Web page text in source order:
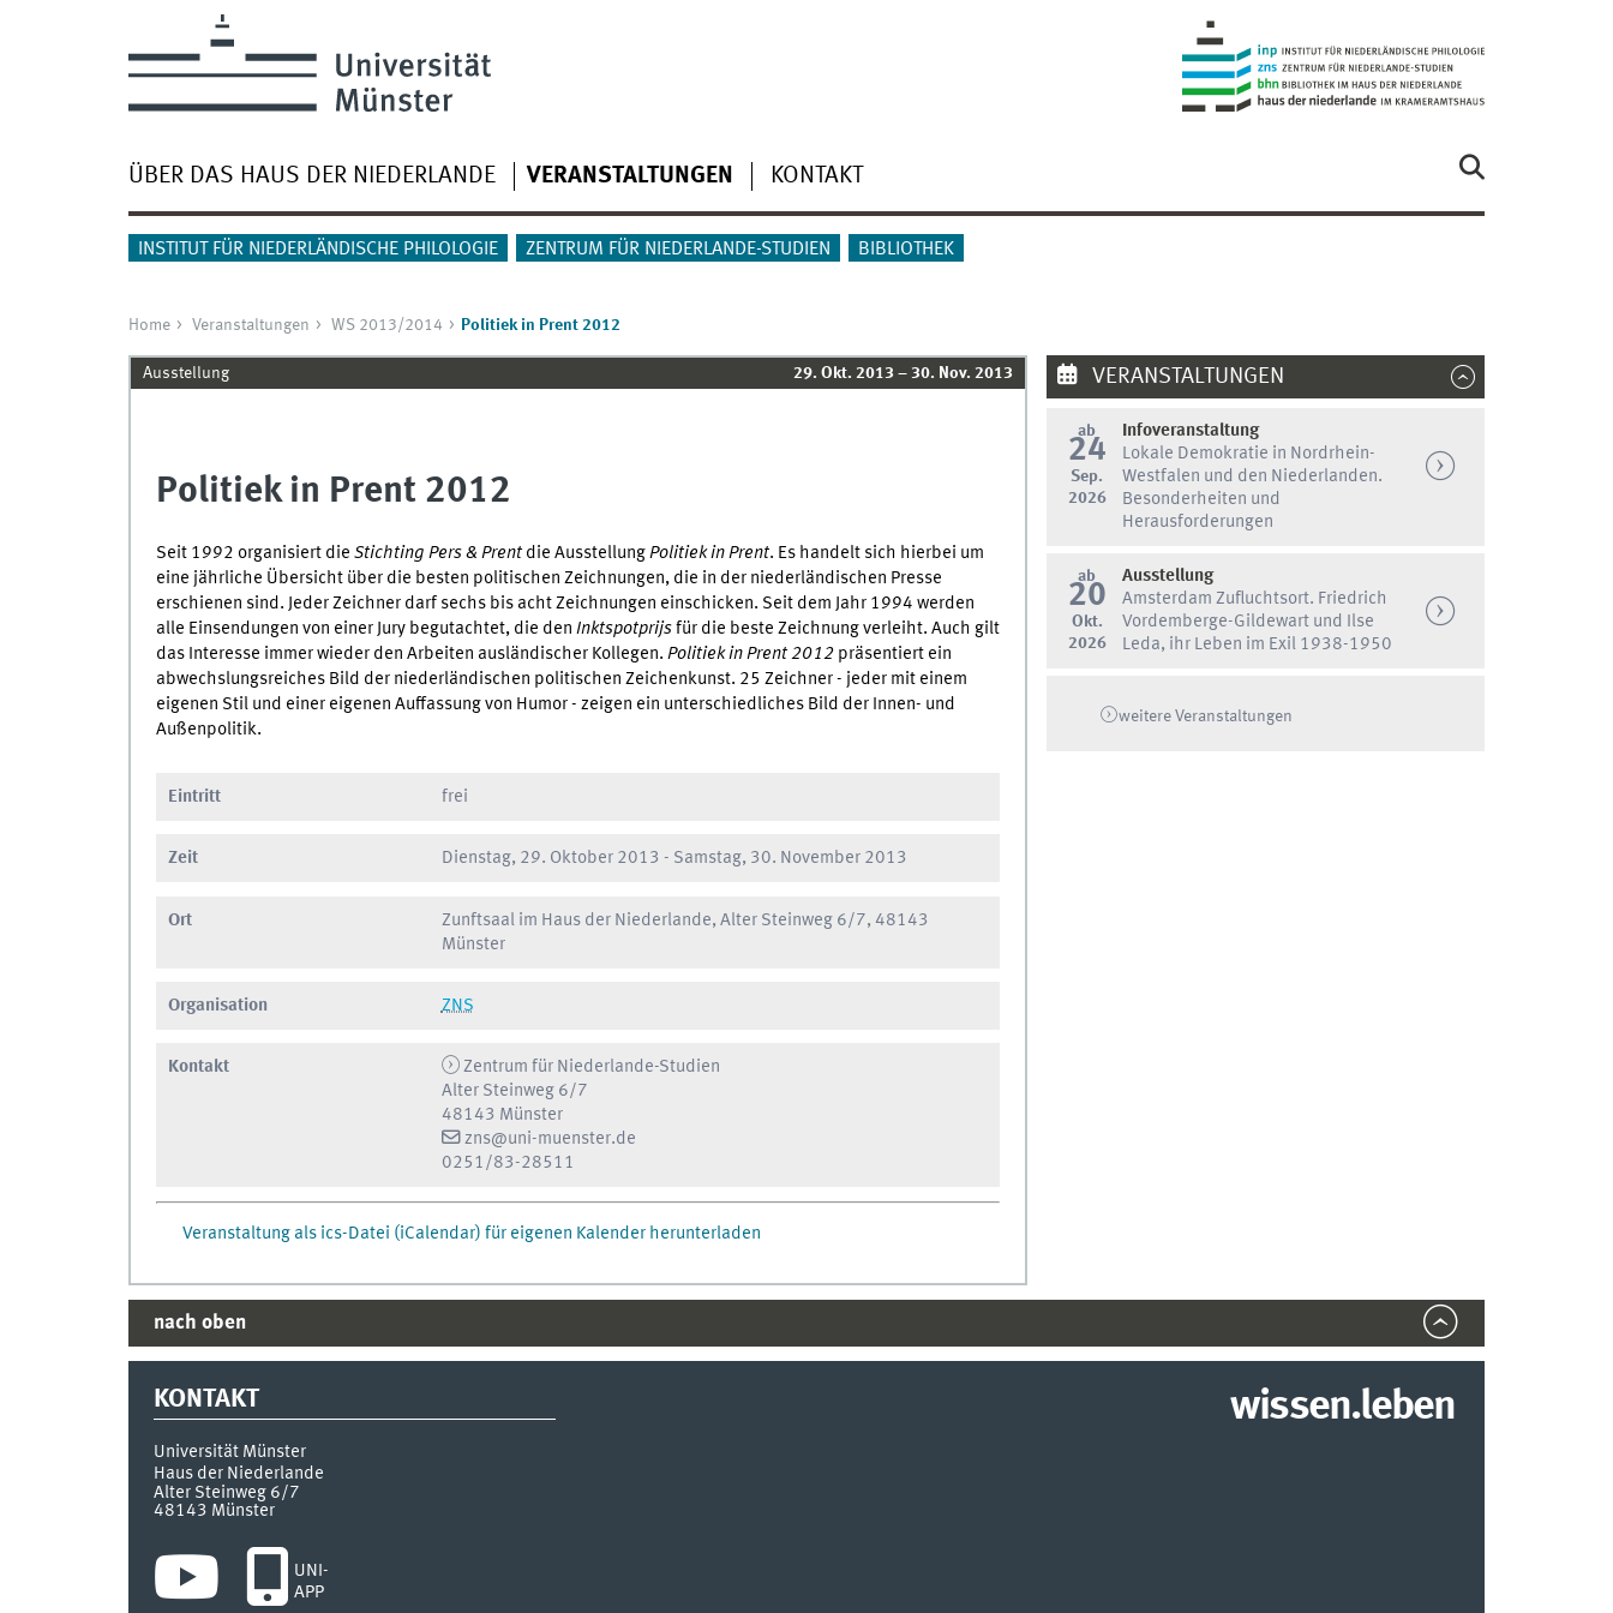
ÜBER DAS HAUS DER NIEDERLANDE VERANSTALTUNGEN KONTAKT
INSTITUT FÜR NIEDERLÄNDISCHE PHILOLOGIE ZENTRUM FÜR NIEDERLANDE-STUDIEN BIBLIOTHEK
Home Veranstaltungen WS 2013/2014 Politiek in Prent 2012
Ausstellung 29. Okt. 2013 – 30. Nov. 2013
Politiek in Prent 2012
Seit 1992 organisiert die Stichting Pers & Prentdie AusstellungPolitiek in Prent. Es handelt sich hierbei um
eine jährliche Übersicht über die besten politischen Zeichnungen, die in der niederländischen Presse
erschienen sind. Jeder Zeichner darf sechs bis acht Zeichnungen einschicken. Seit dem Jahr 1994 werden
alle Einsendungen von einer Jury begutachtet, die den Inktspotprijsfür die beste Zeichnung verleiht. Auch gilt
das Interesse immer wieder den Arbeiten ausländischer Kollegen. Politiek in Prent 2012präsentiert ein
abwechslungsreiches Bild der niederländischen politischen Zeichenkunst. 25 Zeichner - jeder mit einem
eigenen Stil und einer eigenen Auffassung von Humor - zeigen ein unterschiedliches Bild der Innen- und
Außenpolitik.
Eintritt frei
Zeit Dienstag, 29. Oktober 2013 - Samstag, 30. November 2013
Ort
Zunftsaal im Haus der Niederlande, Alter Steinweg 6/7, 48143
Münster
Organisation ZNS
Kontakt
Zentrum für Niederlande-Studien
Alter Steinweg 6/7
48143 Münster
zns@uni-muenster.de
0251/83-28511
Veranstaltung als ics-Datei (iCalendar) für eigenen Kalender herunterladen
VERANSTALTUNGEN
ab
24
Sep.
2026
Infoveranstaltung
Lokale Demokratie in Nordrhein-
Westfalen und den Niederlanden.
Besonderheiten und
Herausforderungen
ab
20
Okt.
2026
Ausstellung
Amsterdam Zufluchtsort. Friedrich
Vordemberge-Gildewart und Ilse
Leda, ihr Leben im Exil 1938-1950
weitere Veranstaltungen
nach oben
KONTAKT
Universität Münster
Haus der Niederlande
Alter Steinweg 6/7
48143 Münster
UNI-
APP
wissen.leben